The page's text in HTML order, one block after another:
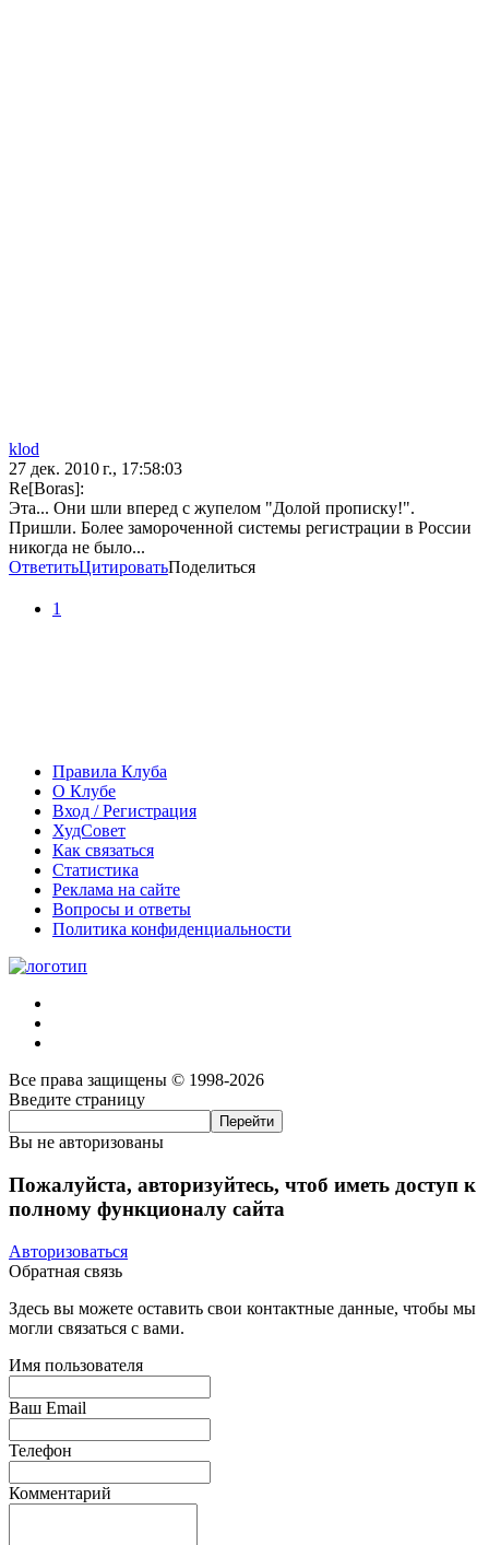
klod
27 дек. 2010 г., 17:58:03
Re[Boras]:
Эта... Они шли вперед с жупелом "Долой прописку!".
Пришли. Более замороченной системы регистрации в России
никогда не было...
ОтветитьЦитироватьПоделиться
1
Правила Клуба
О Клубе
Вход / Регистрация
ХудСовет
Как связаться
Статистика
Реклама на сайте
Вопросы и ответы
Политика конфиденциальности
Все права защищены © 1998-2026
Введите страницу
Вы не авторизованы
Пожалуйста, авторизуйтесь, чтоб иметь доступ к
полному функционалу сайта
Авторизоваться
Обратная связь
Здесь вы можете оставить свои контактные данные, чтобы мы
могли связаться с вами.
Имя пользователя
Ваш Email
Телефон
Комментарий